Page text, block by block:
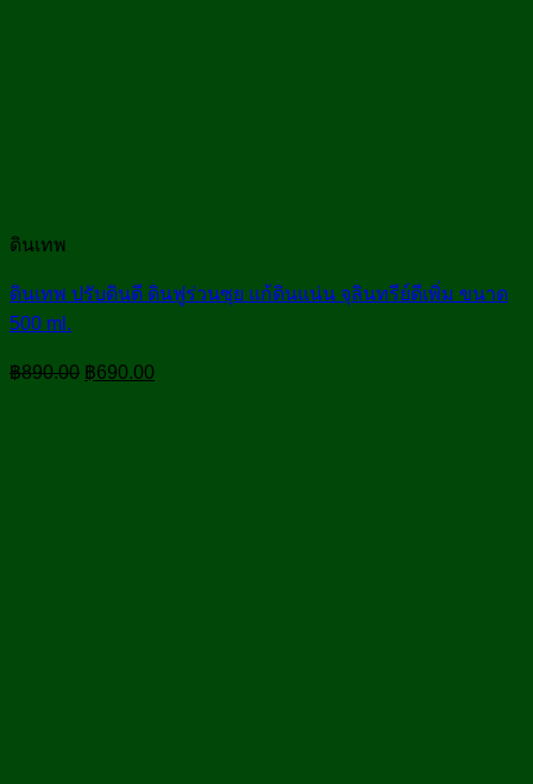
ดินเทพ
ดินเทพ ปรับดินดี ดินฟูร่วนซุย แก้ดินแน่น จุลินทรีย์ดีเพิ่ม ขนาด
500 ml.
฿890.00 Original
฿690.00